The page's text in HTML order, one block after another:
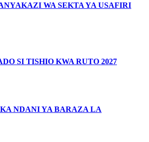
WA SEKTA YA USAFIRI
SI TISHIO KWA RUTO 2027
NDANI YA BARAZA LA